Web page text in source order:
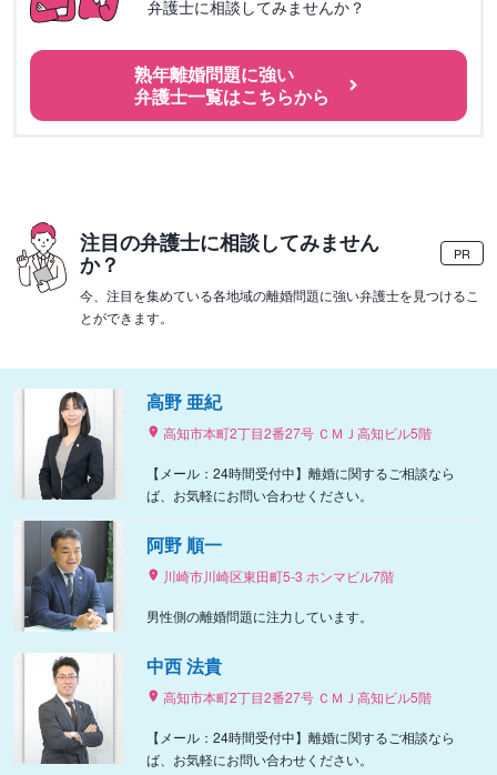
弁護士に相談してみませんか？
熟年離婚問題に強い
弁護士一覧はこちらから
注目の弁護士に相談してみません
か？ PR
今、注目を集めている各地域の離婚問題に強い弁護士を見つけるこ
とができます。
高野 亜紀
高知市本町2丁目2番27号 ＣＭＪ高知ビル5階
【メール：24時間受付中】離婚に関するご相談なら
ば、お気軽にお問い合わせください。
阿野 順一
川崎市川崎区東田町5-3 ホンマビル7階
男性側の離婚問題に注力しています。
中西 法貴
高知市本町2丁目2番27号 ＣＭＪ高知ビル5階
【メール：24時間受付中】離婚に関するご相談なら
ば、お気軽にお問い合わせください。